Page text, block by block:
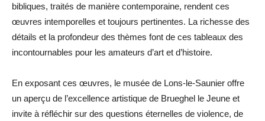
bibliques, traités de manière contemporaine, rendent ces
œuvres intemporelles et toujours pertinentes. La richesse des
détails et la profondeur des thèmes font de ces tableaux des
incontournables pour les amateurs d’art et d’histoire.
En exposant ces œuvres, le musée de Lons-le-Saunier offre
un aperçu de l’excellence artistique de Brueghel le Jeune et
invite à réfléchir sur des questions éternelles de violence, de